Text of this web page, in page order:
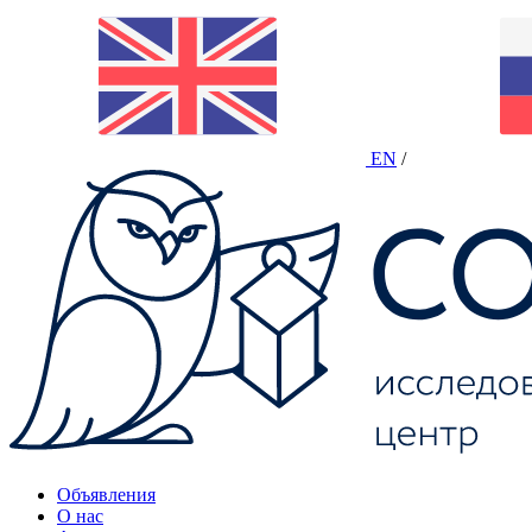
EN /
Объявления
О нас